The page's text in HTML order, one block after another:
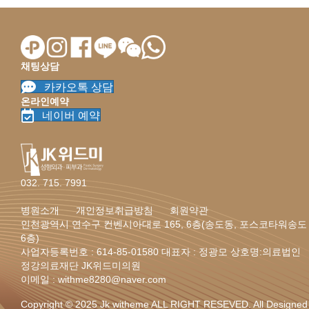
채팅상담
카카오톡 상담
온라인예약
네이버 예약
032. 715. 7991
병원소개 개인정보취급방침
회원약관
인천광역시 연수구 컨벤시아대로 165, 6층(송도동, 포스코타워송도
6층)
사업자등록번호 : 614-85-01580 대표자 : 정광모 상호명:의료법인
정강의료재단 JK위드미의원
이메일 : withme8280@naver.com
Copyright © 2025 Jk witheme ALL RIGHT RESEVED. All Designed